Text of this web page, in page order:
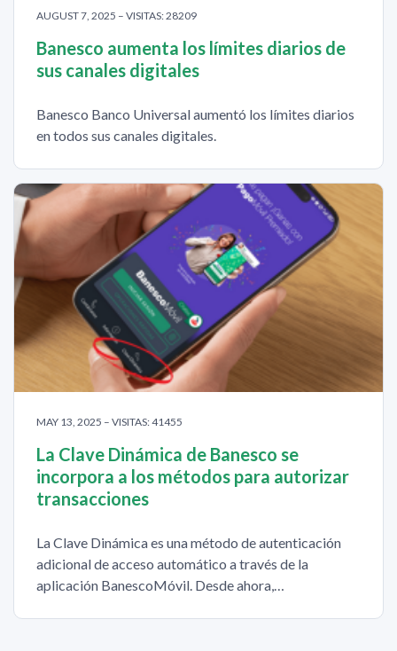
AUGUST 7, 2025 – VISITAS: 28209
Banesco aumenta los límites diarios de
sus canales digitales
Banesco Banco Universal aumentó los límites diarios
en todos sus canales digitales.
MAY 13, 2025 – VISITAS: 41455
La Clave Dinámica de Banesco se
incorpora a los métodos para autorizar
transacciones
La Clave Dinámica es una método de autenticación
adicional de acceso automático a través de la
aplicación BanescoMóvil. Desde ahora,…